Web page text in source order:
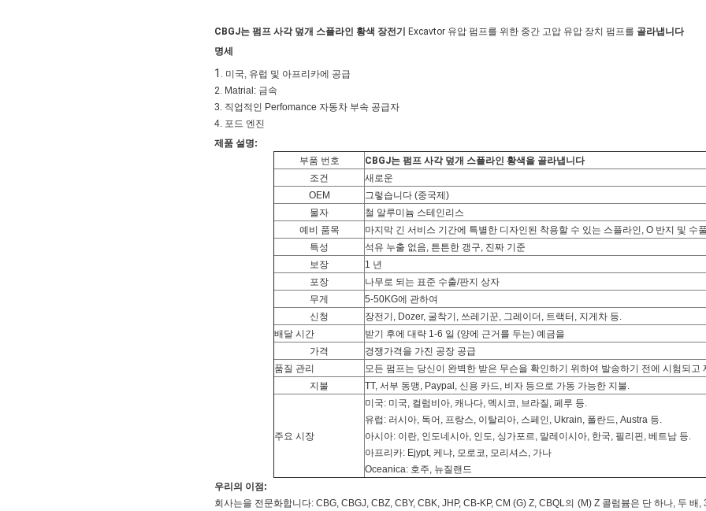
CBGJ는 펌프 사각 덮개 스플라인 황색 장전기 Excavtor 유압 펌프를 위한 중간 고압 유압 장치 펌프를 골라냅니다
명세
1. 미국, 유럽 및 아프리카에 공급
2. Matrial: 금속
3. 직업적인 Perfomance 자동차 부속 공급자
4. 포드 엔진
제품 설명:
부품 번호
CBGJ는 펌프 사각 덮개 스플라인 황색을 골라냅니다
조건
새로운
OEM
그렇습니다 (중국제)
물자
철 알루미늄 스테인리스
예비 품목
마지막 긴 서비스 기간에 특별한 디자인된 착용할 수 있는 스플라인, O 반지 및 수풀
특성
석유 누출 없음, 튼튼한 갱구, 진짜 기준
보장
1 년
포장
나무로 되는 표준 수출/판지 상자
무게
5-50KG에 관하여
신청
장전기, Dozer, 굴착기, 쓰레기꾼, 그레이더, 트랙터, 지게차 등.
배달 시간
받기 후에 대략 1-6 일 (양에 근거를 두는) 예금을
가격
경쟁가격을 가진 공장 공급
품질 관리
모든 펌프는 당신이 완벽한 받은 무슨을 확인하기 위하여 발송하기 전에 시험되고
지불
TT, 서부 동맹, Paypal, 신용 카드, 비자 등으로 가동 가능한 지불.
주요 시장
미국: 미국, 컬럼비아, 캐나다, 멕시코, 브라질, 페루 등.
유럽: 러시아, 독어, 프랑스, 이탈리아, 스페인, Ukrain, 폴란드, Austra 등.
아시아: 이란, 인도네시아, 인도, 싱가포르, 말레이시아, 한국, 필리핀, 베트남 등.
아프리카: Ejypt, 케냐, 모로코, 모리셔스, 가나
Oceanica: 호주, 뉴질랜드
우리의 이점:
회사는을 전문화합니다: CBG, CBGJ, CBZ, CBY, CBK, JHP, CB-KP, CM (G) Z, CBQL의 (M) Z 콜럼븀은 단 하나, 두 배,